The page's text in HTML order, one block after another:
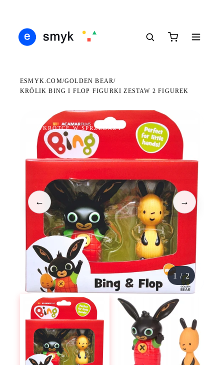
ESMYK.COM/GOLDEN BEAR/
KRÓLIK BING I FLOP FIGURKI ZESTAW 2 FIGUREK
WKRÓTCE W SPRZEDAŻY
← →
1 /2